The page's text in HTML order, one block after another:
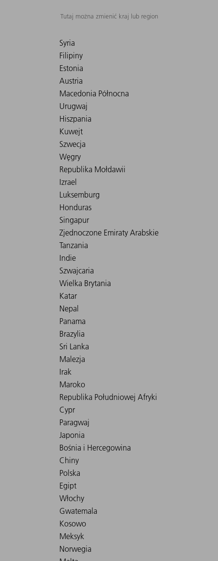
Tutaj można zmienić kraj lub region